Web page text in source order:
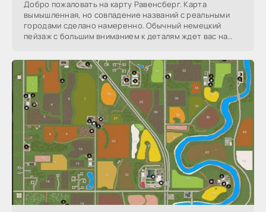
Добро пожаловать на карту Равенсберг. Карта
вымышленная, но совпадение названий с реальными
городами сделано намеренно. Обычный немецкий
пейзаж с большим вниманием к деталям ждет вас на